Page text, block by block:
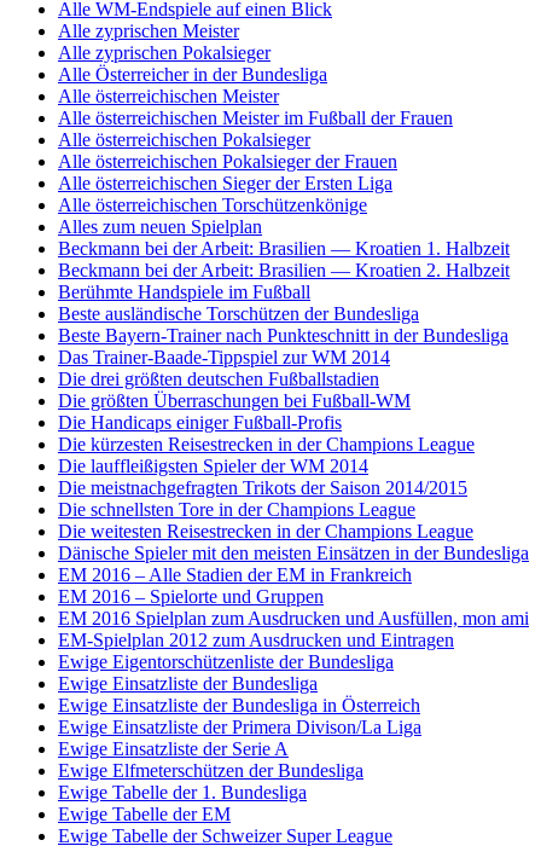
Alle WM-Endspiele auf einen Blick
Alle zyprischen Meister
Alle zyprischen Pokalsieger
Alle Österreicher in der Bundesliga
Alle österreichischen Meister
Alle österreichischen Meister im Fußball der Frauen
Alle österreichischen Pokalsieger
Alle österreichischen Pokalsieger der Frauen
Alle österreichischen Sieger der Ersten Liga
Alle österreichischen Torschützenkönige
Alles zum neuen Spielplan
Beckmann bei der Arbeit: Brasilien — Kroatien 1. Halbzeit
Beckmann bei der Arbeit: Brasilien — Kroatien 2. Halbzeit
Berühmte Handspiele im Fußball
Beste ausländische Torschützen der Bundesliga
Beste Bayern-Trainer nach Punkteschnitt in der Bundesliga
Das Trainer-Baade-Tippspiel zur WM 2014
Die drei größten deutschen Fußballstadien
Die größten Überraschungen bei Fußball-WM
Die Handicaps einiger Fußball-Profis
Die kürzesten Reisestrecken in der Champions League
Die lauffleißigsten Spieler der WM 2014
Die meistnachgefragten Trikots der Saison 2014/2015
Die schnellsten Tore in der Champions League
Die weitesten Reisestrecken in der Champions League
Dänische Spieler mit den meisten Einsätzen in der Bundesliga
EM 2016 – Alle Stadien der EM in Frankreich
EM 2016 – Spielorte und Gruppen
EM 2016 Spielplan zum Ausdrucken und Ausfüllen, mon ami
EM-Spielplan 2012 zum Ausdrucken und Eintragen
Ewige Eigentorschützenliste der Bundesliga
Ewige Einsatzliste der Bundesliga
Ewige Einsatzliste der Bundesliga in Österreich
Ewige Einsatzliste der Primera Divison/La Liga
Ewige Einsatzliste der Serie A
Ewige Elfmeterschützen der Bundesliga
Ewige Tabelle der 1. Bundesliga
Ewige Tabelle der EM
Ewige Tabelle der Schweizer Super League